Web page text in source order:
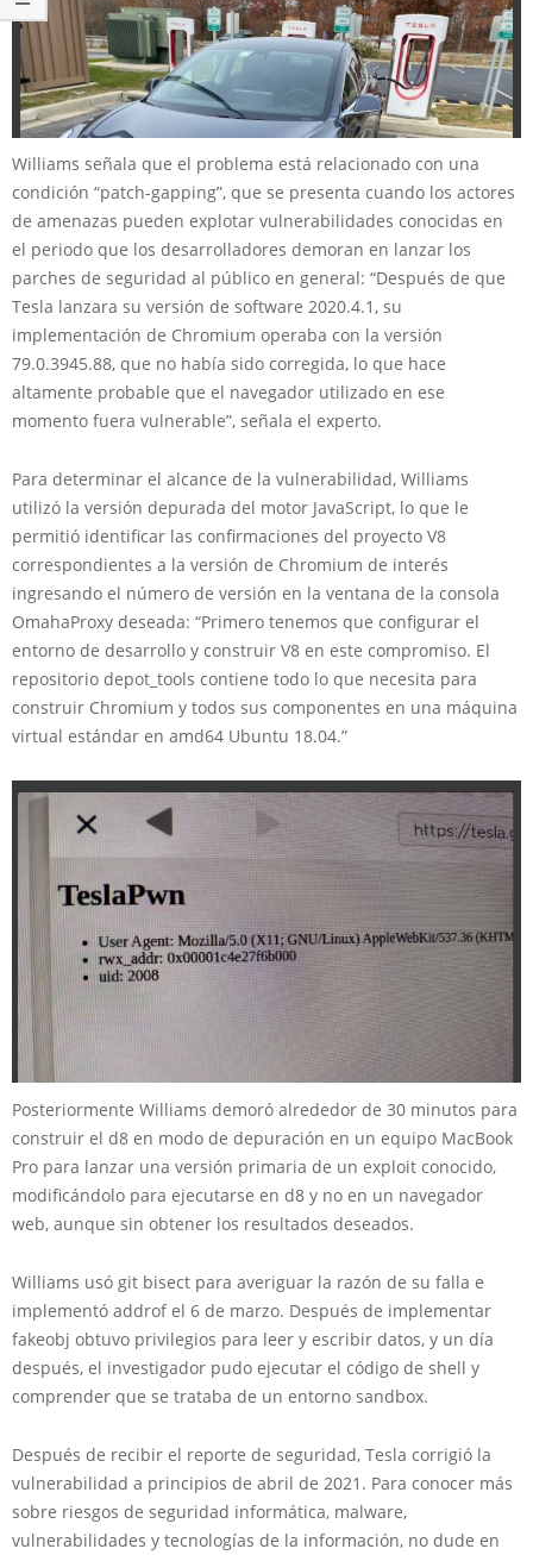
Williams señala que el problema está relacionado con una
condición “patch-gapping”, que se presenta cuando los actores
de amenazas pueden explotar vulnerabilidades conocidas en
el periodo que los desarrolladores demoran en lanzar los
parches de seguridad al público en general: “Después de que
Tesla lanzara su versión de software 2020.4.1, su
implementación de Chromium operaba con la versión
79.0.3945.88, que no había sido corregida, lo que hace
altamente probable que el navegador utilizado en ese
momento fuera vulnerable”, señala el experto.
Para determinar el alcance de la vulnerabilidad, Williams
utilizó la versión depurada del motor JavaScript, lo que le
permitió identificar las confirmaciones del proyecto V8
correspondientes a la versión de Chromium de interés
ingresando el número de versión en la ventana de la consola
OmahaProxy deseada: “Primero tenemos que configurar el
entorno de desarrollo y construir V8 en este compromiso. El
repositorio depot_tools contiene todo lo que necesita para
construir Chromium y todos sus componentes en una máquina
virtual estándar en amd64 Ubuntu 18.04.”
Posteriormente Williams demoró alrededor de 30 minutos para
construir el d8 en modo de depuración en un equipo MacBook
Pro para lanzar una versión primaria de un exploit conocido,
modificándolo para ejecutarse en d8 y no en un navegador
web, aunque sin obtener los resultados deseados.
Williams usó git bisect para averiguar la razón de su falla e
implementó addrof el 6 de marzo. Después de implementar
fakeobj obtuvo privilegios para leer y escribir datos, y un día
después, el investigador pudo ejecutar el código de shell y
comprender que se trataba de un entorno sandbox.
Después de recibir el reporte de seguridad, Tesla corrigió la
vulnerabilidad a principios de abril de 2021. Para conocer más
sobre riesgos de seguridad informática, malware,
vulnerabilidades y tecnologías de la información, no dude en